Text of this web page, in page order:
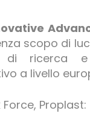
scopo di
ricerca e
a livello
Proplast: